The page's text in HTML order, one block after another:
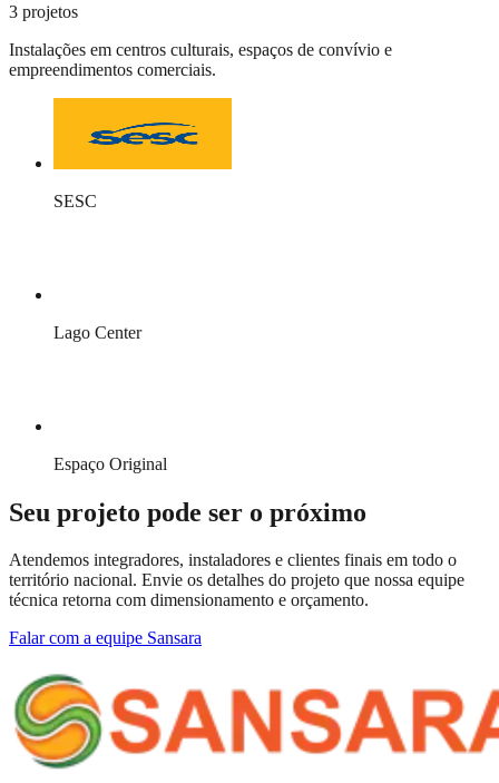
3 projetos
Instalações em centros culturais, espaços de convívio e
empreendimentos comerciais.
SESC
Lago Center
Espaço Original
Seu projeto pode ser o próximo
Atendemos integradores, instaladores e clientes finais em todo o
território nacional. Envie os detalhes do projeto que nossa equipe
técnica retorna com dimensionamento e orçamento.
Falar com a equipe Sansara